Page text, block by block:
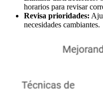
horarios para revisar
Revisa prioridades:
necesidades cambiantes.